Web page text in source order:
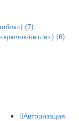
(7)
петля») (6)
Авторизация